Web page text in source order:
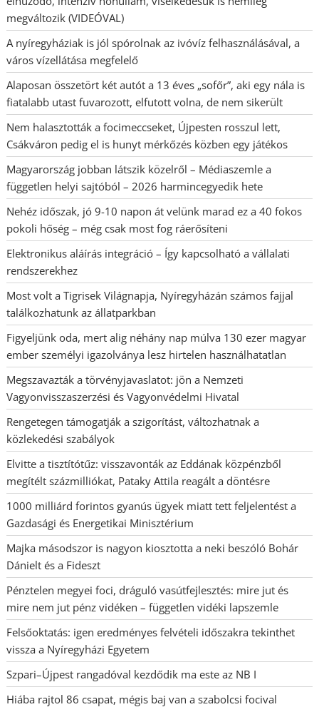
megváltozik (VIDEÓVAL)
A nyíregyháziak is jól spórolnak az ivóvíz felhasználásával, a
város vízellátása megfelelő
Alaposan összetört két autót a 13 éves „sofőr”, aki egy nála is
fiatalabb utast fuvarozott, elfutott volna, de nem sikerült
Nem halasztották a focimeccseket, Újpesten rosszul lett,
Csákváron pedig el is hunyt mérkőzés közben egy játékos
Magyarország jobban látszik közelről – Médiaszemle a
független helyi sajtóból – 2026 harmincegyedik hete
Nehéz időszak, jó 9-10 napon át velünk marad ez a 40 fokos
pokoli hőség – még csak most fog ráerősíteni
Elektronikus aláírás integráció – Így kapcsolható a vállalati
rendszerekhez
Most volt a Tigrisek Világnapja, Nyíregyházán számos fajjal
találkozhatunk az állatparkban
Figyeljünk oda, mert alig néhány nap múlva 130 ezer magyar
ember személyi igazolványa lesz hirtelen használhatatlan
Megszavazták a törvényjavaslatot: jön a Nemzeti
Vagyonvisszaszerzési és Vagyonvédelmi Hivatal
Rengetegen támogatják a szigorítást, változhatnak a
közlekedési szabályok
Elvitte a tisztítótűz: visszavonták az Eddának közpénzből
megítélt százmilliókat, Pataky Attila reagált a döntésre
1000 milliárd forintos gyanús ügyek miatt tett feljelentést a
Gazdasági és Energetikai Minisztérium
Majka másodszor is nagyon kiosztotta a neki beszóló Bohár
Dánielt és a Fideszt
Pénztelen megyei foci, dráguló vasútfejlesztés: mire jut és
mire nem jut pénz vidéken – független vidéki lapszemle
Felsőoktatás: igen eredményes felvételi időszakra tekinthet
vissza a Nyíregyházi Egyetem
Szpari–Újpest rangadóval kezdődik ma este az NB I
Hiába rajtol 86 csapat, mégis baj van a szabolcsi focival